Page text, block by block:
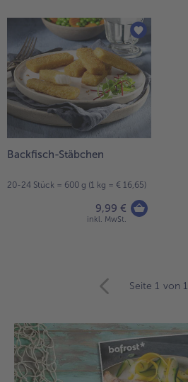
Backfisch-Stäbchen
20-24 Stück = 600 g (1 kg = € 16,65)
9,99 €
inkl. MwSt.
Artikel-
Übersicht.
Es
befinden
Seite 1 von 1